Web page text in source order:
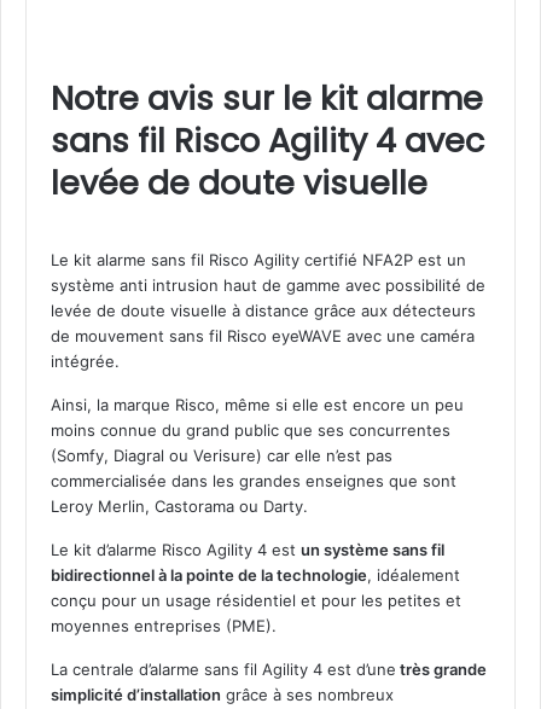
Notre avis sur le kit alarme
sans fil Risco Agility 4 avec
levée de doute visuelle
Le kit alarme sans fil Risco Agility certifié NFA2P est un
système anti intrusion haut de gamme avec possibilité de
levée de doute visuelle à distance grâce aux détecteurs
de mouvement sans fil Risco eyeWAVE avec une caméra
intégrée.
Ainsi, la marque Risco, même si elle est encore un peu
moins connue du grand public que ses concurrentes
(Somfy, Diagral ou Verisure) car elle n’est pas
commercialisée dans les grandes enseignes que sont
Leroy Merlin, Castorama ou Darty.
Le kit d’alarme Risco Agility 4 est un système sans fil
bidirectionnel à la pointe de la technologie, idéalement
conçu pour un usage résidentiel et pour les petites et
moyennes entreprises (PME).
La centrale d’alarme sans fil Agility 4 est d’une très grande
simplicité d’installation grâce à ses nombreux